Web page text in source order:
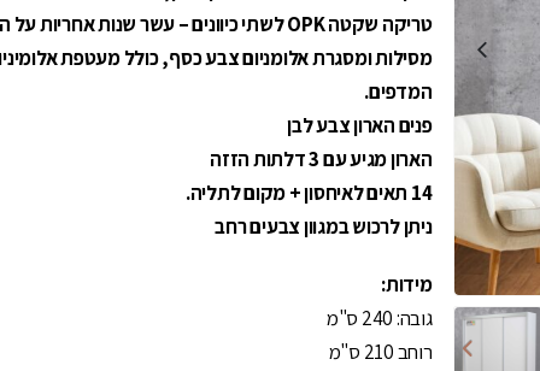
טריקה שקטה OPK לשתי כיוונים – עשר שנות אחריות על המנגנון.
מסילות ומסגרת אלומניום צבע כסף, כולל מעטפת
המדפים.
פנים הארון צבע לבן
הארון מגיע עם 3 דלתות הזזה
14 תאים לאיחסון + מקום לתליה.
ניתן לרכוש במגוון צבעים רחב
מידות:
גובה: 240 ס"מ
רוחב 210 ס"מ
מקצועי ,המרכיב היה
אני מאוד מרוצה!אין ספק